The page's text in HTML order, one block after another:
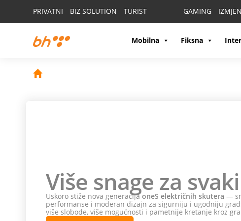
PRIVATNI BIZ SOLUTION TURIST GAMING
Mobilna Fiksna
Više snage za
Uskoro stiže nova generacijaoneS električnih skutera —
performanse i moderan dizajn za sigurniju i ugodniju
više slobode, više mogućnosti i pametnije kretanje kroz